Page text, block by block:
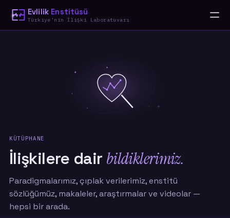
Evlilik Enstitüsü
Türkiye'nin İlişki Laboratuvarı
KÜTÜPHANE
İlişkilere dair bildiklerimiz.
Paradigmalarımız, çıplak verilerimiz, enstitü
sözlüğümüz, makaleler, araştırmalar ve videolar —
hepsi bir arada.